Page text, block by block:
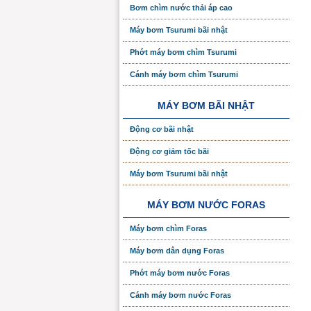
Bơm chìm nước thải áp cao
Máy bơm Tsurumi bãi nhật
Phớt máy bơm chìm Tsurumi
Cánh máy bơm chìm Tsurumi
MÁY BƠM BÃI NHẬT
Động cơ bãi nhật
Động cơ giảm tốc bãi
Máy bơm Tsurumi bãi nhật
MÁY BƠM NƯỚC FORAS
Máy bơm chìm Foras
Máy bơm dân dụng Foras
Phớt máy bơm nước Foras
Cánh máy bơm nước Foras